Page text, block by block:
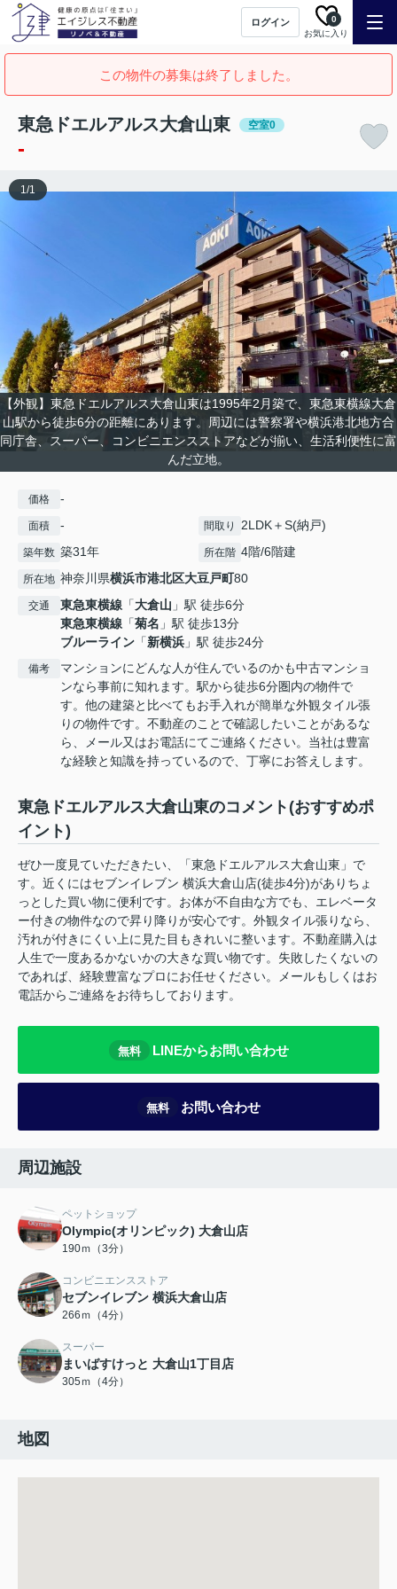
ログイン
お気に入り
0
この物件の募集は終了しました。
東急ドエルアルス大倉山東 空室0
-
【外観】東急ドエルアルス大倉山東は1995年2月築で、東急東横線大倉
山駅から徒歩6分の距離にあります。周辺には警察署や横浜港北地方合
同庁舎、スーパー、コンビニエンスストアなどが揃い、生活利便性に富
んだ立地。
1/1
価格 -
面積 - 間取り 2LDK＋S(納戸)
築年数 築31年 所在階 4階/6階建
所在地 神奈川県横浜市港北区大豆戸町80
交通 東急東横線 「大倉山 」駅 徒歩6分
東急東横線 「菊名 」駅 徒歩13分
ブルーライン 「新横浜 」駅 徒歩24分
備考
マンションにどんな人が住んでいるのかも中古マンショ
ンなら事前に知れます。駅から徒歩6分圏内の物件で
す。他の建築と比べてもお手入れが簡単な外観タイル張
りの物件です。不動産のことで確認したいことがあるな
ら、メール又はお電話にてご連絡ください。当社は豊富
な経験と知識を持っているので、丁寧にお答えします。
東急ドエルアルス大倉山東のコメント(おすすめポ
イント)
ぜひ一度見ていただきたい、「東急ドエルアルス大倉山東」で
す。近くにはセブンイレブン 横浜大倉山店(徒歩4分)がありちょ
っとした買い物に便利です。お体が不自由な方でも、エレベータ
ー付きの物件なので昇り降りが安心です。外観タイル張りなら、
汚れが付きにくい上に見た目もきれいに整います。不動産購入は
人生で一度あるかないかの大きな買い物です。失敗したくないの
であれば、経験豊富なプロにお任せください。メールもしくはお
電話からご連絡をお待ちしております。
無料 LINEからお問い合わせ
無料 お問い合わせ
周辺施設
ペットショップ
Olympic(オリンピック) 大倉山店
190ｍ（3分）
コンビニエンスストア
セブンイレブン 横浜大倉山店
266ｍ（4分）
スーパー
まいばすけっと 大倉山1丁目店
305ｍ（4分）
地図